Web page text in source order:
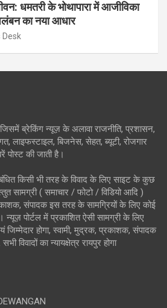
धमतरी के भोथापारा में आजीविका
का नया आधार
Desk
ब्रेकिंग न्यूज़ के अलावा राजनीति, प्रशासन,
लाइफस्टाइल, बिजनेस, सेहत, ब्यूटी, रोजगार
पोस्ट की जाती है।
किसी भी तरह के विवाद के लिए साइट के कुछ
सामग्री ( समाचार / फोटो / विडियो आदि )
संपादक इस तरह के सामग्रियों के लिए कोई
न्यूज़ पोर्टल में प्रकाशित ऐसी सामग्री के लिए
जिम्मेदार होगा, स्वामी, मुद्रक, प्रकाशक, संपादक
विवादों का न्यायक्षेत्र रायपुर होगा